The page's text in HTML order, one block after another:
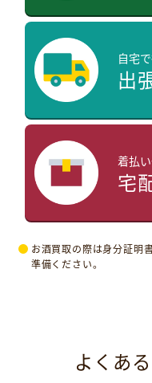
自宅
出
着払
宅
お酒買取の際は身分証明
準備ください。
よくあ